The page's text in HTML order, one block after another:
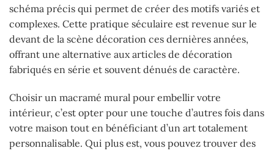
schéma précis qui permet de créer des motifs variés et
complexes. Cette pratique séculaire est revenue sur le
devant de la scène décoration ces dernières années,
offrant une alternative aux articles de décoration
fabriqués en série et souvent dénués de caractère.
Choisir un macramé mural pour embellir votre
intérieur, c’est opter pour une touche d’autres fois dans
votre maison tout en bénéficiant d’un art totalement
personnalisable. Qui plus est, vous pouvez trouver des